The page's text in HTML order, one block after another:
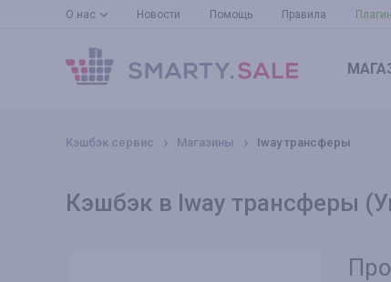
О нас Новости Помощь Правила
Кэшбэк сервис Магазины Iway трансферы
Кэшбэк в Iway трансферы